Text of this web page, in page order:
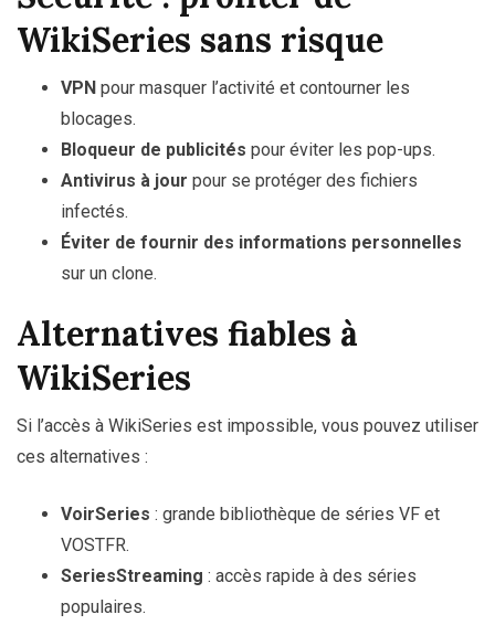
WikiSeries sans risque
VPN pour masquer l’activité et contourner les
blocages.
Bloqueur de publicités pour éviter les pop-ups.
Antivirus à jour pour se protéger des fichiers
infectés.
Éviter de fournir des informations personnelles
sur un clone.
Alternatives fiables à
WikiSeries
Si l’accès à WikiSeries est impossible, vous pouvez utiliser
ces alternatives :
VoirSeries : grande bibliothèque de séries VF et
VOSTFR.
SeriesStreaming : accès rapide à des séries
populaires.